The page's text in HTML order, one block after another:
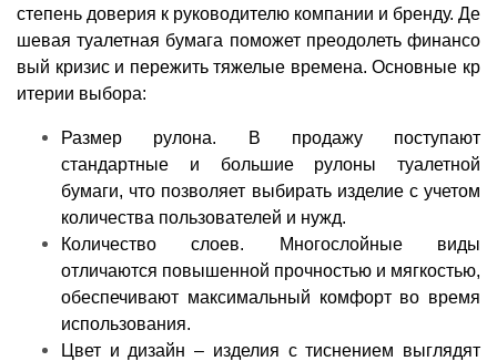
степень доверия к руководителю компании и бренду. Де
шевая туалетная бумага поможет преодолеть финансо
вый кризис и пережить тяжелые времена. Основные кр
итерии выбора:
Размер рулона. В продажу поступают
стандартные и большие рулоны туалетной
бумаги, что позволяет выбирать изделие с учетом
количества пользователей и нужд.
Количество слоев. Многослойные виды
отличаются повышенной прочностью и мягкостью,
обеспечивают максимальный комфорт во время
использования.
Цвет и дизайн – изделия с тиснением выглядят